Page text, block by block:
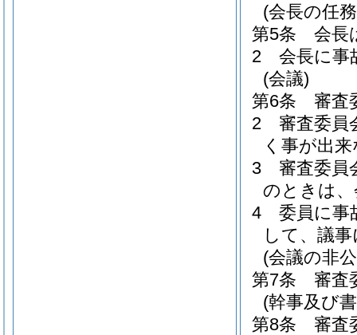
(会長の任
第5条
会長
2
会長に事
(会議)
第6条
審査
2
審査委員
く事が出
3
審査委員
のときは
4
委員に事
して、議
(会議の非
第7条
審査
(幹事及び
第8条
審査